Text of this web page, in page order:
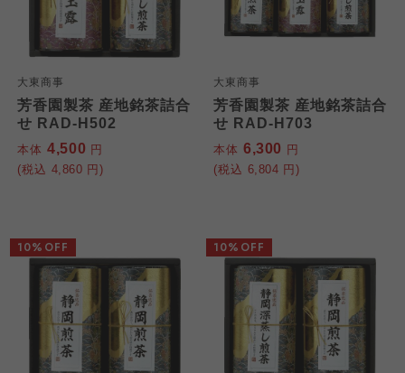
大東商事
芳香園製茶 産地銘茶詰合
せ RAD-H502
本体 4,500 円
(税込 4,860 円)
大東商事
芳香園製茶 産地銘茶詰合
せ RAD-H703
本体 6,300 円
(税込 6,804 円)
10%OFF 10%OFF